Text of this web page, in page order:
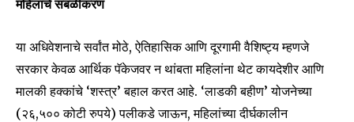
SUBSCRIBE
I've read and accept thePrivacy Policy.
महिलांचे सबळीकरण
या अधिवेशनाचे सर्वांत मोठे, ऐतिहासिक आणि दूरगामी वैशिष्ट्य म्हणजे
सरकार केवळ आर्थिक पॅकेजवर न थांबता महिलांना थेट कायदेशीर आणि
मालकी हक्कांचे ‘शस्त्र’ बहाल करत आहे. ‘लाडकी बहीण’ योजनेच्या
(२६,५०० कोटी रुपये) पलीकडे जाऊन, महिलांच्या दीर्घकालीन